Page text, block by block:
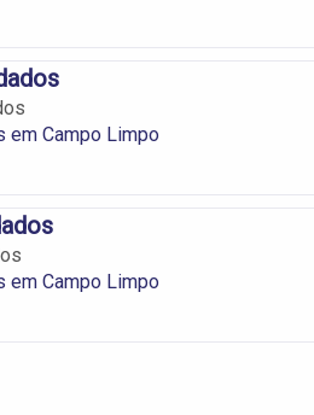
em Campo Limpo
em Campo Limpo